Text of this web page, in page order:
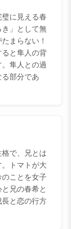
に見える春
」として無
まらない！
と隼人の背
隼人との過
部分であ
で、兄とは
トマトが大
ことを女子
兄の春希と
と恋の行方